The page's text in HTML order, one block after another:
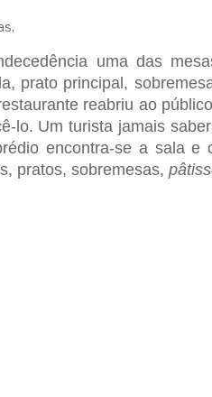
uma das
prato principal,
reabriu ao
lo. Um turista jamais
encontra-se a sala e
pratos, sobremesas,